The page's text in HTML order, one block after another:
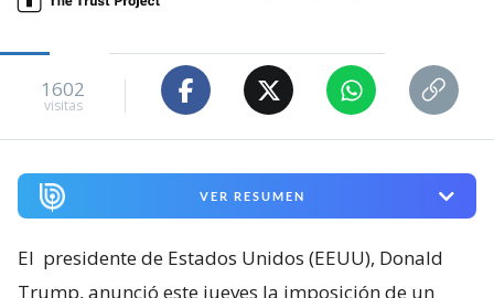
1602
visitas
VER RESUMEN
El presidente de Estados Unidos (EEUU), Donald
Trump, anunció este jueves la imposición de un